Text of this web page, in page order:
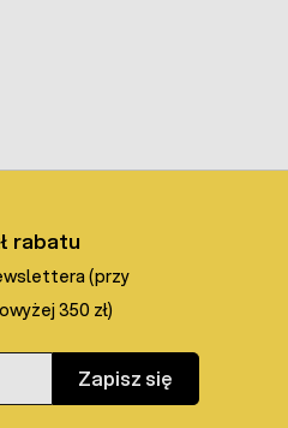
rabatu
(przy
350 zł)
Zapisz się